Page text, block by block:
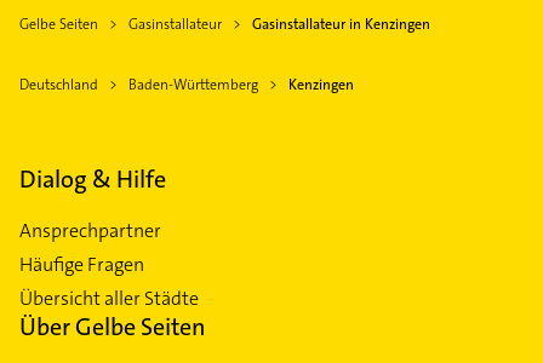
Gelbe Seiten Gasinstallateur Gasinstallateur in Kenzingen
Deutschland Baden-Württemberg Kenzingen
Dialog & Hilfe
Ansprechpartner
Häufige Fragen
Übersicht aller Städte
Über Gelbe Seiten